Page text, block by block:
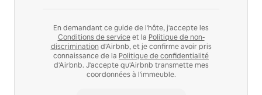
En demandant ce guide de l'hôte, j'accepte les
Conditions de serviceet la Politique de non-
discrimination d'Airbnb, et je confirme avoir pris
connaissance de la Politique de confidentialité
d'Airbnb. J'accepte qu'Airbnb transmette mes
coordonnées à l'immeuble.